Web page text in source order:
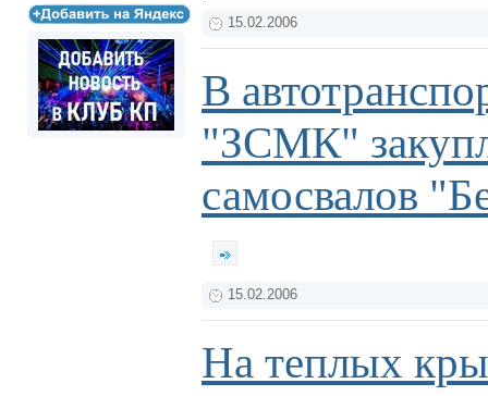
15.02.2006
В
"ЗСМК"
самосвалов
15.02.2006
На теплых